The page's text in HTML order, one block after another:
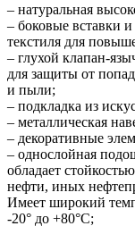
– натуральная
– боковые вставки
текстиля для
– глухой клапан-
для защиты от
и пыли;
– подкладка из
– металлическая
– декоративные
– однослойная
обладает
нефти, иных
Имеет широкий
-20° до +80°С;